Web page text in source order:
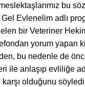
bu
Evlenelim adlı
bir Veteriner
yorum yapan
bu nedenle de
ile anlaşıp evliliğe
olduğunu